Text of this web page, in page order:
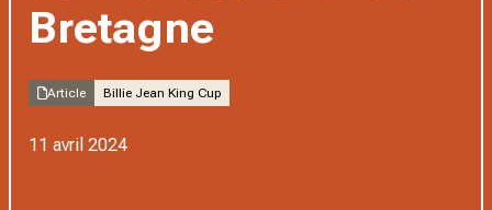
Bretagne
Article Billie Jean King Cup
11 avril 2024